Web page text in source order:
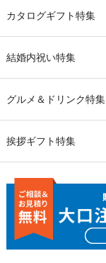
カタログギフト特集
結婚内祝い特集
グルメ＆ドリンク特集
挨拶ギフト特集